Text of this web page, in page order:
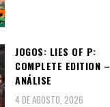
JOGOS: LIES OF P:
COMPLETE EDITION –
ANÁLISE
4 DE AGOSTO, 2026